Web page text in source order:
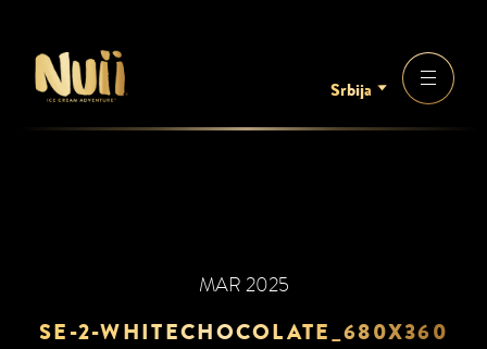
Srbija
MAR 2025
SE-2-WHITECHOCOLATE_680X360